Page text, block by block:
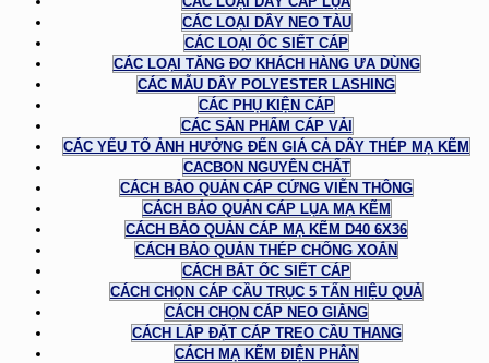
CÁC LOẠI DÂY NEO TÀU
CÁC LOẠI ỐC SIẾT CÁP
CÁC LOẠI TĂNG ĐƠ KHÁCH HÀNG ƯA DÙNG
CÁC MẪU DÂY POLYESTER LASHING
CÁC PHỤ KIỆN CÁP
CÁC SẢN PHẨM CÁP VẢI
CÁC YẾU TỐ ẢNH HƯỞNG ĐẾN GIÁ CẢ DÂY THÉP MẠ KẼM
CACBON NGUYÊN CHẤT
CÁCH BẢO QUẢN CÁP CỨNG VIỄN THÔNG
CÁCH BẢO QUẢN CÁP LỤA MẠ KẼM
CÁCH BẢO QUẢN CÁP MẠ KẼM D40 6X36
CÁCH BẢO QUẢN THÉP CHỐNG XOẮN
CÁCH BẮT ỐC SIẾT CÁP
CÁCH CHỌN CÁP CẦU TRỤC 5 TẤN HIỆU QUẢ
CÁCH CHỌN CÁP NEO GIẰNG
CÁCH LẮP ĐẶT CÁP TREO CẦU THANG
CÁCH MẠ KẼM ĐIỆN PHÂN